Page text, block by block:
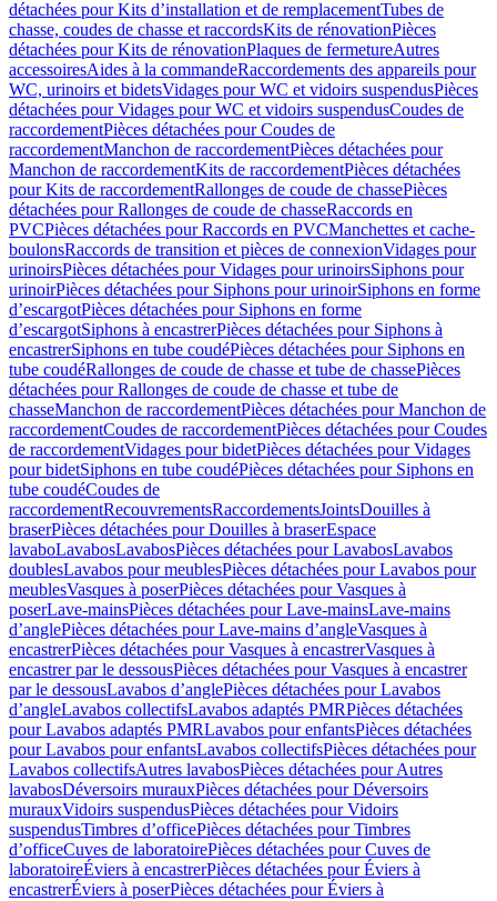
détachées pour Kits d’installation et de remplacementTubes de
chasse, coudes de chasse et raccordsKits de rénovationPièces
détachées pour Kits de rénovationPlaques de fermetureAutres
accessoiresAides à la commandeRaccordements des appareils pour
WC, urinoirs et bidetsVidages pour WC et vidoirs suspendusPièces
détachées pour Vidages pour WC et vidoirs suspendusCoudes de
raccordementPièces détachées pour Coudes de
raccordementManchon de raccordementPièces détachées pour
Manchon de raccordementKits de raccordementPièces détachées
pour Kits de raccordementRallonges de coude de chassePièces
détachées pour Rallonges de coude de chasseRaccords en
PVCPièces détachées pour Raccords en PVCManchettes et cache-
boulonsRaccords de transition et pièces de connexionVidages pour
urinoirsPièces détachées pour Vidages pour urinoirsSiphons pour
urinoirPièces détachées pour Siphons pour urinoirSiphons en forme
d’escargotPièces détachées pour Siphons en forme
d’escargotSiphons à encastrerPièces détachées pour Siphons à
encastrerSiphons en tube coudéPièces détachées pour Siphons en
tube coudéRallonges de coude de chasse et tube de chassePièces
détachées pour Rallonges de coude de chasse et tube de
chasseManchon de raccordementPièces détachées pour Manchon de
raccordementCoudes de raccordementPièces détachées pour Coudes
de raccordementVidages pour bidetPièces détachées pour Vidages
pour bidetSiphons en tube coudéPièces détachées pour Siphons en
tube coudéCoudes de
raccordementRecouvrementsRaccordementsJointsDouilles à
braserPièces détachées pour Douilles à braserEspace
lavaboLavabosLavabosPièces détachées pour LavabosLavabos
doublesLavabos pour meublesPièces détachées pour Lavabos pour
meublesVasques à poserPièces détachées pour Vasques à
poserLave-mainsPièces détachées pour Lave-mainsLave-mains
d’anglePièces détachées pour Lave-mains d’angleVasques à
encastrerPièces détachées pour Vasques à encastrerVasques à
encastrer par le dessousPièces détachées pour Vasques à encastrer
par le dessousLavabos d’anglePièces détachées pour Lavabos
d’angleLavabos collectifsLavabos adaptés PMRPièces détachées
pour Lavabos adaptés PMRLavabos pour enfantsPièces détachées
pour Lavabos pour enfantsLavabos collectifsPièces détachées pour
Lavabos collectifsAutres lavabosPièces détachées pour Autres
lavabosDéversoirs murauxPièces détachées pour Déversoirs
murauxVidoirs suspendusPièces détachées pour Vidoirs
suspendusTimbres dʼofficePièces détachées pour Timbres
dʼofficeCuves de laboratoirePièces détachées pour Cuves de
laboratoireÉviers à encastrerPièces détachées pour Éviers à
encastrerÉviers à poserPièces détachées pour Éviers à